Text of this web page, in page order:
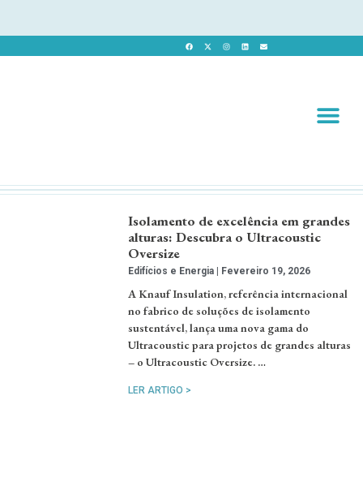
Isolamento de excelência em grandes
alturas: Descubra o Ultracoustic
Oversize
Edifícios e Energia Fevereiro 19, 2026
A Knauf Insulation, referência internacional
no fabrico de soluções de isolamento
sustentável, lança uma nova gama do
Ultracoustic para projetos de grandes alturas
– o Ultracoustic Oversize. …
LER ARTIGO >